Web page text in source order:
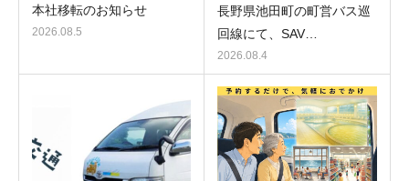
本社移転のお知らせ
2026.08.5
長野県池田町の町営バス巡
回線にて、SAV…
2026.08.4